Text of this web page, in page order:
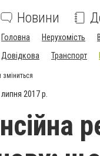
Новини
Головна Нерухомість
Довідкова
Транспорт
2017 р.